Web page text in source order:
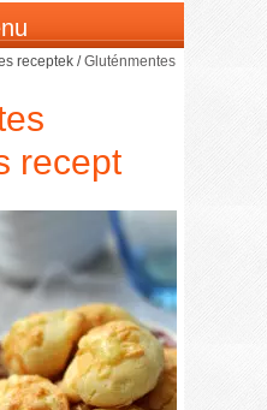
receptek /Gluténmentes
recept